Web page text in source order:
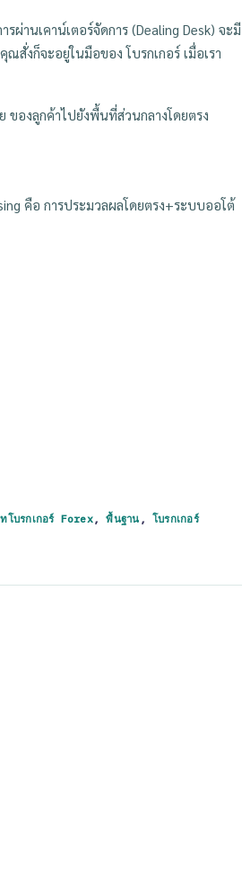
รผ่านเคาน์เตอร์จัดการ (Dealing Desk) จะมี
ณสั่งก็จะอยู่ในมือของโบรกเกอร์ เมื่อเรา
ของลูกค้าไปยังพื้นที่ส่วนกลางโดยตรง
คือ การประมวลผลโดยตรง+ระบบออโต้
ทโบรกเกอร์ Forex,พื้นฐาน , โบรกเกอร์